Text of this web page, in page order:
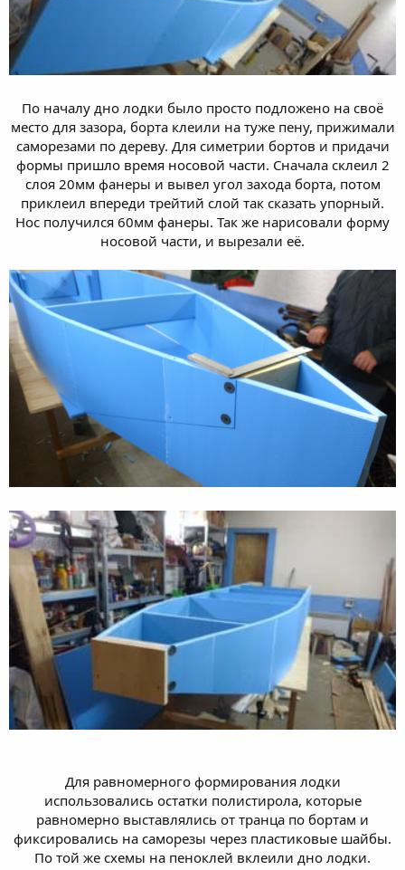
По началу дно лодки было просто подложено на своё
место для зазора, борта клеили на туже пену, прижимали
саморезами по дереву. Для симетрии бортов и придачи
формы пришло время носовой части. Сначала склеил 2
слоя 20мм фанеры и вывел угол захода борта, потом
приклеил впереди трейтий слой так сказать упорный.
Нос получился 60мм фанеры. Так же нарисовали форму
носовой части, и вырезали её.
Для равномерного формирования лодки
использовались остатки полистирола, которые
равномерно выставлялись от транца по бортам и
фиксировались на саморезы через пластиковые шайбы.
По той же схемы на пеноклей вклеили дно лодки.